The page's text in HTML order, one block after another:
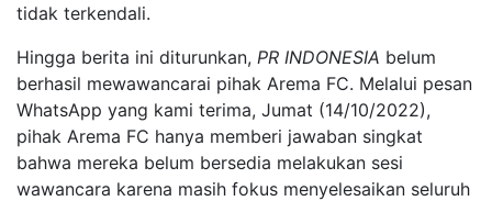
tidak terkendali.
Hingga berita ini diturunkan, PR INDONESIA belum
berhasil mewawancarai pihak Arema FC. Melalui pesan
WhatsApp yang kami terima, Jumat (14/10/2022),
pihak Arema FC hanya memberi jawaban singkat
bahwa mereka belum bersedia melakukan sesi
wawancara karena masih fokus menyelesaikan seluruh